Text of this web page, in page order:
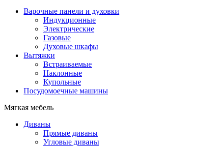
Варочные панели и духовки
Индукционные
Электрические
Газовые
Духовые шкафы
Вытяжки
Встраиваемые
Наклонные
Купольные
Посудомоечные машины
Мягкая мебель
Диваны
Прямые диваны
Угловые диваны